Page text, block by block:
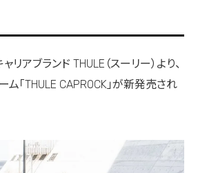
リアブランド THULE（スーリー）より、
ム「THULE CAPROCK」が新発売され